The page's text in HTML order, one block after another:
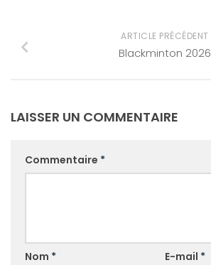
ARTICLE PRÉCÉDENT
Blackminton 2026
LAISSER UN COMMENTAIRE
Commentaire *
Nom * E-mail *